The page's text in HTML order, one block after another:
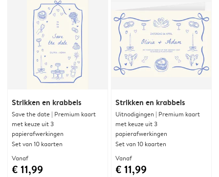
Strikken en krabbels
Save the date | Premium kaart
met keuze uit 3
papierafwerkingen
Set van 10 kaarten
Vanaf
€ 11,99
Strikken en krabbels
Uitnodigingen | Premium kaart
met keuze uit 3
papierafwerkingen
Set van 10 kaarten
Vanaf
€ 11,99